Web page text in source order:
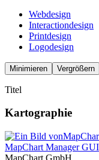
Webdesign
Interactiondesign
Printdesign
Logodesign
Minimieren Vergrößern
Titel
Kartographie
MapChart Manager GUI